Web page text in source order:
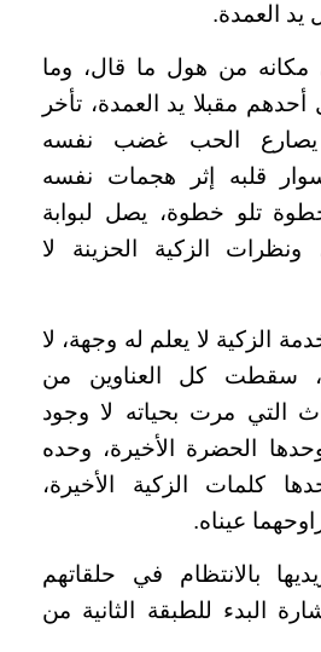
يد العمدة.
من هول ما قال، وما
أحدهم مقبلا يد العمدة، تأخر
يصارع الحب غضب نفسه
قلبه إثر هجمات نفسه
تلو خطوة، يصل لبوابة
ونظرات الزكية الحزينة لا
الزكية لا يعلم له وجهة، لا
سقطت كل العناوين من
التي مرت بحياته لا وجود
الحضرة الأخيرة، وحده
كلمات الزكية الأخيرة،
عيناه.
بالانتظام في حلقاتهم
البدء للطبقة الثانية من